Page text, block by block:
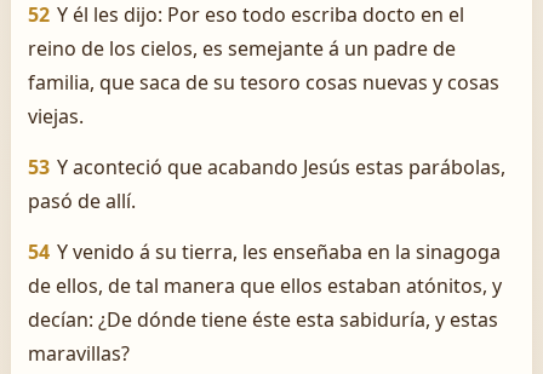
52 Y él les dijo: Por eso todo escriba docto en el
reino de los cielos, es semejante á un padre de
familia, que saca de su tesoro cosas nuevas y cosas
viejas.
53 Y aconteció que acabando Jesús estas parábolas,
pasó de allí.
54 Y venido á su tierra, les enseñaba en la sinagoga
de ellos, de tal manera que ellos estaban atónitos, y
decían: ¿De dónde tiene éste esta sabiduría, y estas
maravillas?